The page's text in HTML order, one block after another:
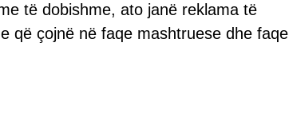
të dobishme, ato janë reklama të
që çojnë në faqe mashtruese dhe faqe